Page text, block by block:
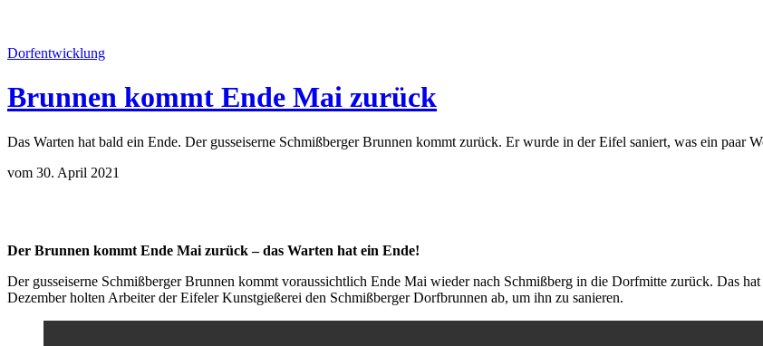
Dorfentwicklung
Brunnen kommt Ende Mai zurück
Das Warten hat bald ein Ende. Der gusseiserne Schmißberger Brunnen kommt zurück. Er wurde in der Eifel saniert, was ein paar
vom 30. April 2021
Der Brunnen kommt Ende Mai zurück – das Warten hat ein Ende!
Der gusseiserne Schmißberger Brunnen kommt voraussichtlich Ende Mai wieder nach Schmißberg in die Dorfmitte zurück. Das
Dezember holten Arbeiter der Eifeler Kunstgießerei den Schmißberger Dorfbrunnen ab, um ihn zu sanieren.